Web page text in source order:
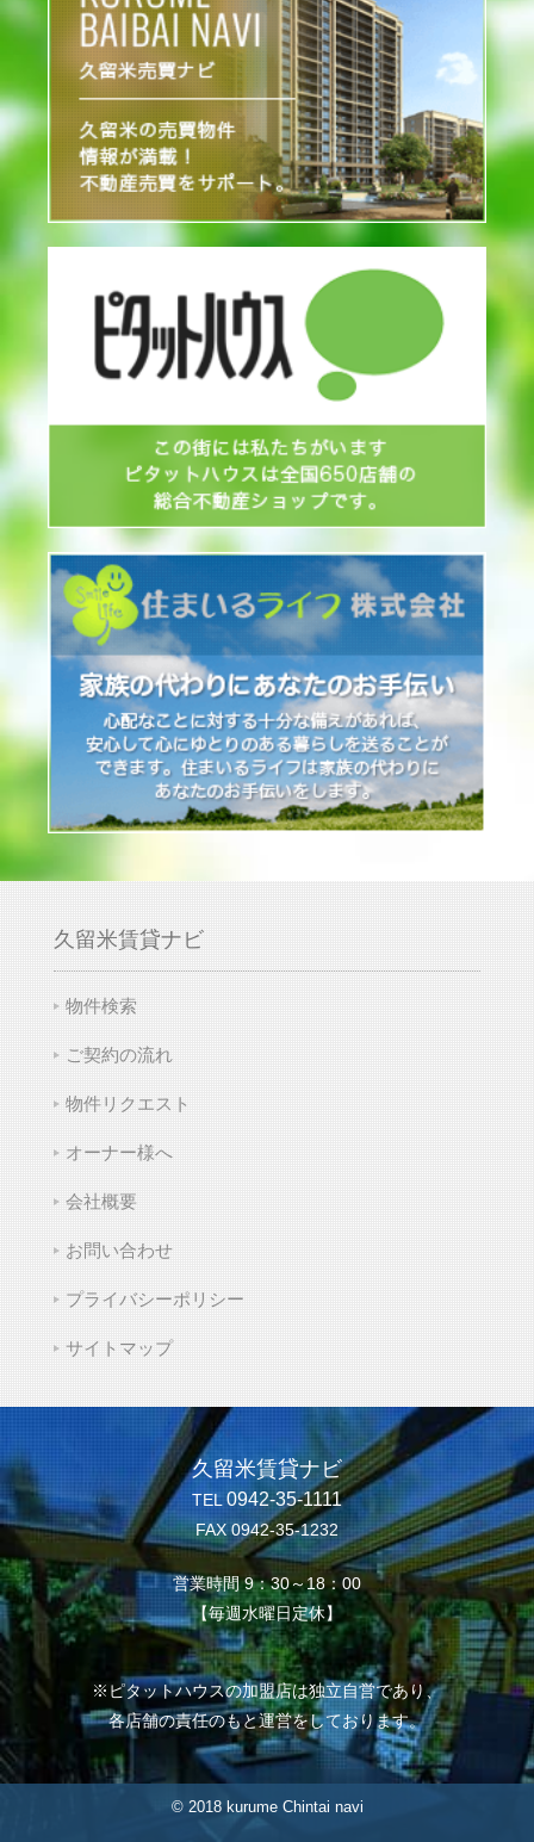
久留米賃貸ナビ
物件検索
ご契約の流れ
物件リクエスト
オーナー様へ
会社概要
お問い合わせ
プライバシーポリシー
サイトマップ
久留米賃貸ナビ
TEL 0942-35-1111
FAX 0942-35-1232
営業時間 9：30～18：00
【毎週水曜日定休】
※ピタットハウスの加盟店は独立自営であり、
各店舗の責任のもと運営をしております。
© 2018 kurume Chintai navi